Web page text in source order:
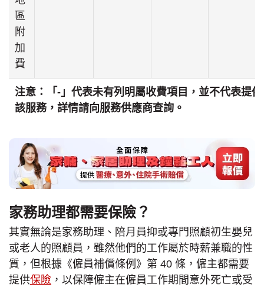
區
附
加
費
注意：「-」代表未有列明屬收費項目，並不代表提
該服務，詳情請向服務供應商查詢。
家務助理都需要保險？
其實無論是家務助理、陪月員抑或專門照顧初生嬰兒
或老人的照顧員，雖然他們的工作屬於時薪兼職的性
質，但根據《僱員補償條例》第 40 條，僱主都需要
提供保險 ，以保障僱主在僱員工作期間意外死亡或受